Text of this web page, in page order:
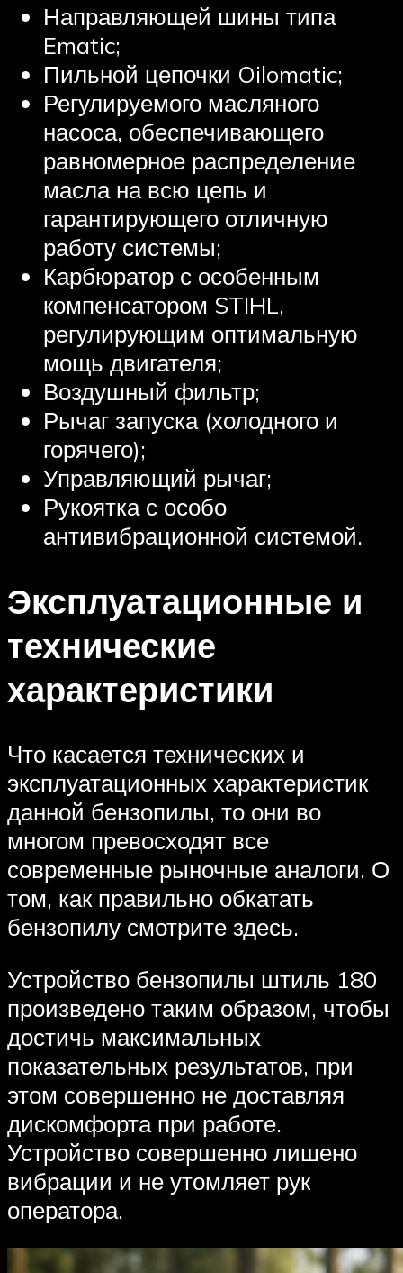
Направляющей шины типа
Ematic;
Пильной цепочки Oilomatic;
Регулируемого масляного
насоса, обеспечивающего
равномерное распределение
масла на всю цепь и
гарантирующего отличную
работу системы;
Карбюратор с особенным
компенсатором STIHL,
регулирующим оптимальную
мощь двигателя;
Воздушный фильтр;
Рычаг запуска (холодного и
горячего);
Управляющий рычаг;
Рукоятка с особо
антивибрационной системой.
Эксплуатационные и
технические
характеристики
Что касается технических и
эксплуатационных характеристик
данной бензопилы, то они во
многом превосходят все
современные рыночные аналоги. О
том, как правильно обкатать
бензопилу смотрите здесь.
Устройство бензопилы штиль 180
произведено таким образом, чтобы
достичь максимальных
показательных результатов, при
этом совершенно не доставляя
дискомфорта при работе.
Устройство совершенно лишено
вибрации и не утомляет рук
оператора.